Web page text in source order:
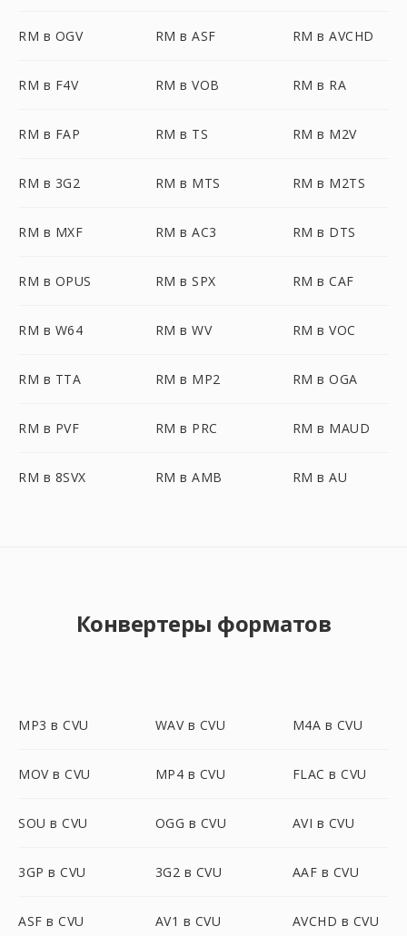
RM в OGV RM в ASF RM в AVCHD
RM в F4V RM в VOB RM в RA
RM в FAP RM в TS RM в M2V
RM в 3G2 RM в MTS RM в M2TS
RM в MXF RM в AC3 RM в DTS
RM в OPUS RM в SPX RM в CAF
RM в W64 RM в WV RM в VOC
RM в TTA RM в MP2 RM в OGA
RM в PVF RM в PRC RM в MAUD
RM в 8SVX RM в AMB RM в AU
Конвертеры форматов
MP3 в CVU WAV в CVU M4A в CVU
MOV в CVU MP4 в CVU FLAC в CVU
SOU в CVU OGG в CVU AVI в CVU
3GP в CVU 3G2 в CVU AAF в CVU
ASF в CVU AV1 в CVU AVCHD в CVU